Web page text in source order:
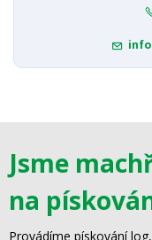
Jsme
na
Provádíme pískování